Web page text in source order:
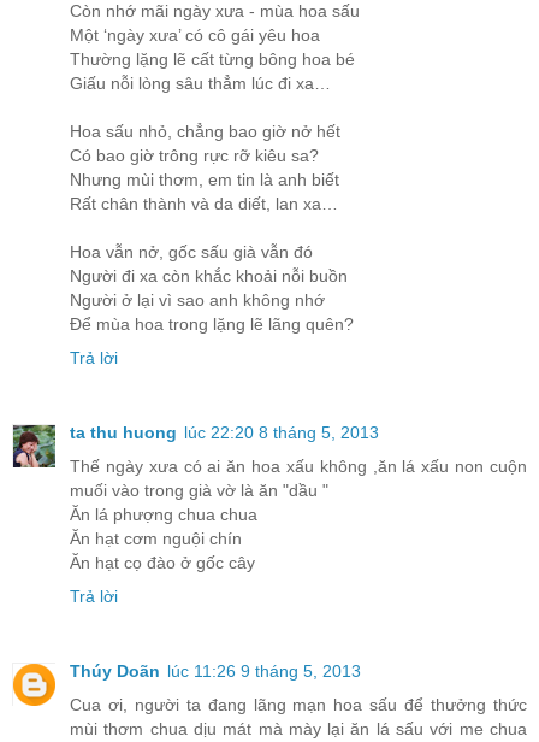
Còn nhớ mãi ngày xưa - mùa hoa sấu
Một ‘ngày xưa’ có cô gái yêu hoa
Thường lặng lẽ cất từng bông hoa bé
Giấu nỗi lòng sâu thẳm lúc đi xa…
Hoa sấu nhỏ, chẳng bao giờ nở hết
Có bao giờ trông rực rỡ kiêu sa?
Nhưng mùi thơm, em tin là anh biết
Rất chân thành và da diết, lan xa…
Hoa vẫn nở, gốc sấu già vẫn đó
Người đi xa còn khắc khoải nỗi buồn
Người ở lại vì sao anh không nhớ
Để mùa hoa trong lặng lẽ lãng quên?
Trả lời
ta thu huong lúc 22:20 8 tháng 5, 2013
Thế ngày xưa có ai ăn hoa xấu không ,ăn lá xấu non cuộn
muối vào trong già vờ là ăn "dầu "
Ăn lá phượng chua chua
Ăn hạt cơm nguội chín
Ăn hạt cọ đào ở gốc cây
Trả lời
Thúy Doãn lúc 11:26 9 tháng 5, 2013
Cua ơi, người ta đang lãng mạn hoa sấu để thưởng thức
mùi thơm chua dịu mát mà mày lại ăn lá sấu với me chua